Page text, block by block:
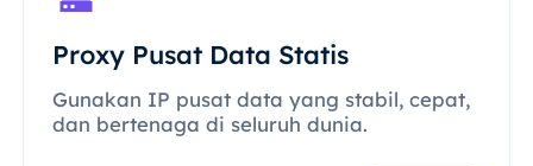
Proxy Pusat Data Statis
Gunakan IP pusat data yang stabil, cepat,
dan bertenaga di seluruh dunia.